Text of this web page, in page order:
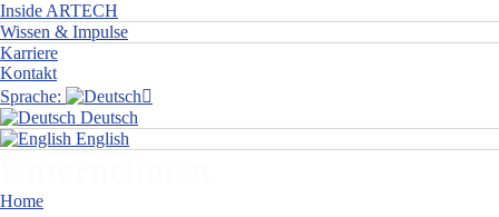
Inside ARTECH
Wissen & Impulse
Karriere
Kontakt
Sprache:
Deutsch
English
Home